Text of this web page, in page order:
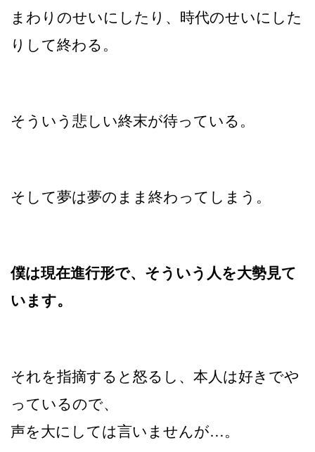
まわりのせいにしたり、時代のせいにした
りして終わる。
そういう悲しい終末が待っている。
そして夢は夢のまま終わってしまう。
僕は現在進行形で、そういう人を大勢見て
います。
それを指摘すると怒るし、本人は好きでや
っているので、
声を大にしては言いませんが…。